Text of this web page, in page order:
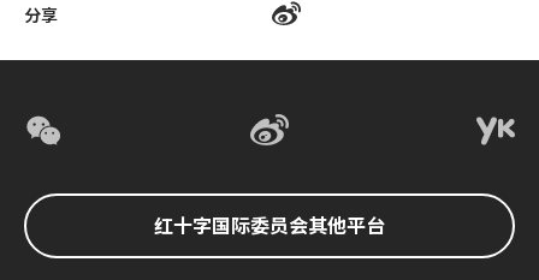
分享
红十字国际委员会其他平台